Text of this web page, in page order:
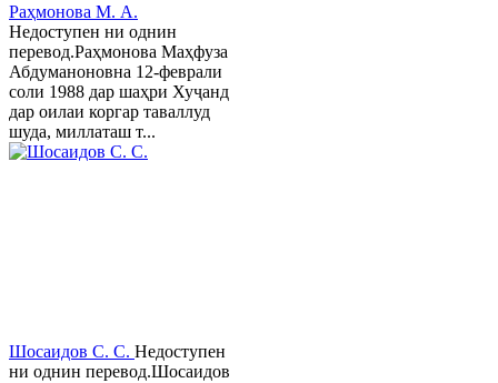
Раҳмонова М. А.
Недоступен ни однин
перевод.Раҳмонова Маҳфуза
Абдуманоновна 12-феврали
соли 1988 дар шаҳри Хуҷанд
дар оилаи коргар таваллуд
шуда, миллаташ т...
Шосаидов С. С. Недоступен
ни однин перевод.Шосаидов